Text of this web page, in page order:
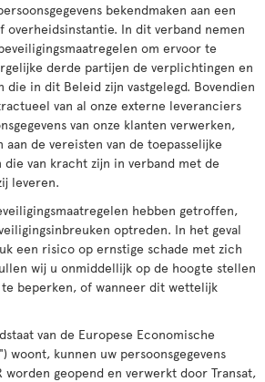
bekendmaken aan een
overheidsinstantie. In dit verband nemen
om ervoor te
derde partijen de verplichtingen en
die in dit Beleid zijn vastgelegd. Bovendien
van al onze externe leveranciers
van onze klanten verwerken,
aan de vereisten van de toepasselijke
die van kracht zijn in verband met de
leveren.
hebben getroffen,
optreden. In het geval
een risico op ernstige schade met zich
wij u onmiddellijk op de hoogte stellen
beperken, of wanneer dit wettelijk
van de Europese Economische
woont, kunnen uw persoonsgegevens
worden geopend en verwerkt door Transat,